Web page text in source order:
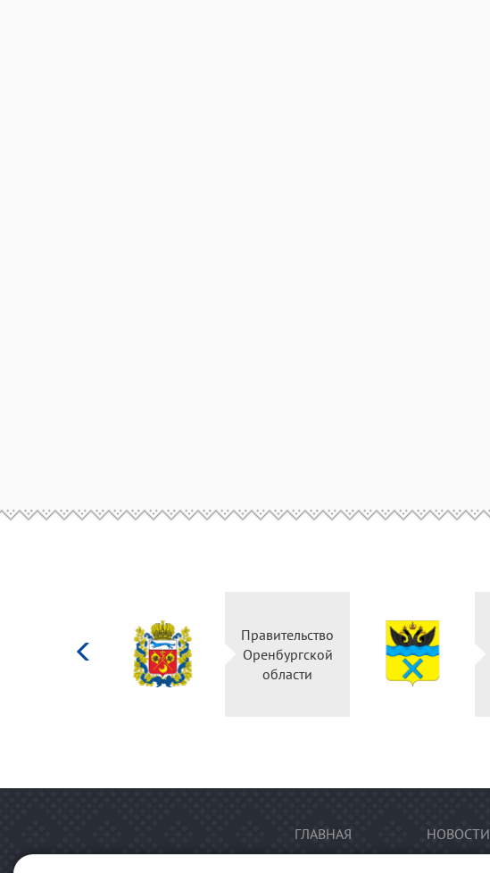
Правительство
Оренбургской
области
ГЛАВНАЯ НОВОСТИ